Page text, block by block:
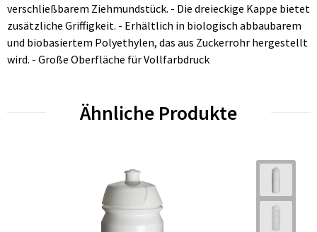
verschließbarem Ziehmundstück. - Die dreieckige Kappe bietet
zusätzliche Griffigkeit. - Erhältlich in biologisch abbaubarem
und biobasiertem Polyethylen, das aus Zuckerrohr hergestellt
wird. - Große Oberfläche für Vollfarbdruck
Ähnliche Produkte